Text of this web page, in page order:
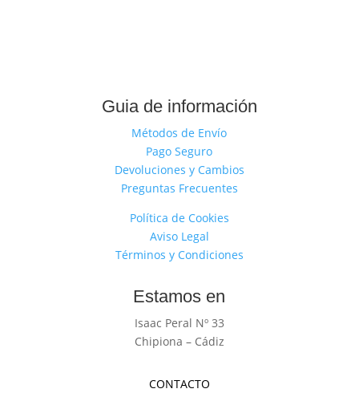
Guia de información
Métodos de Envío
Pago Seguro
Devoluciones y Cambios
Preguntas Frecuentes
Política de Cookies
Aviso Legal
Términos y Condiciones
Estamos en
Isaac Peral Nº 33
Chipiona – Cádiz
CONTACTO